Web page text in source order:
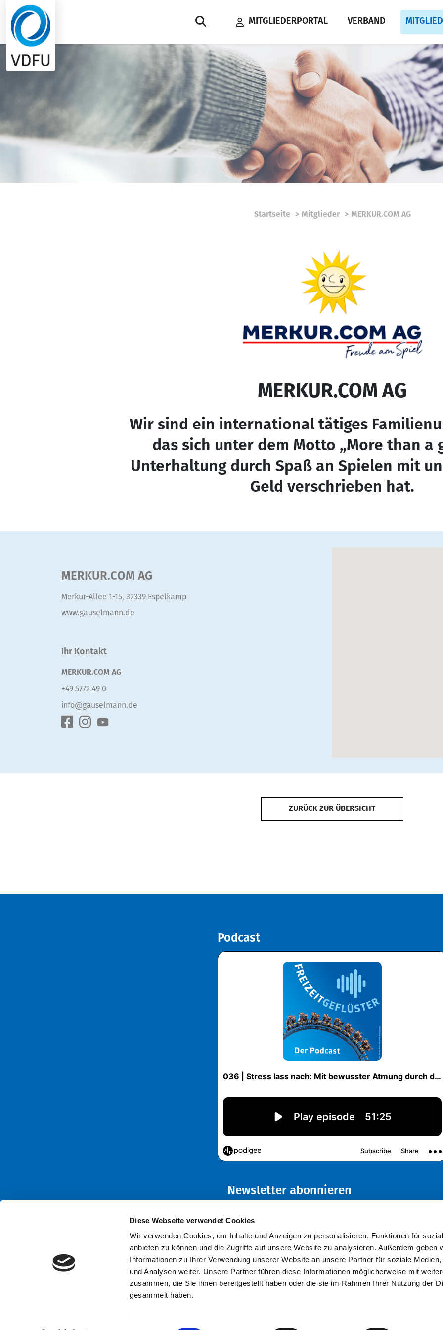
Diese Webseite verwendet Cookies
Wir verwenden Cookies, um Inhalte und Anzeigen zu personalisieren, Funktionen für
anbieten zu können und die Zugriffe auf unsere Website zu analysieren. Außerdem geben
Informationen zu Ihrer Verwendung unserer Website an unsere Partner für soziale Medien,
und Analysen weiter. Unsere Partner führen diese Informationen möglicherweise mit
zusammen, die Sie ihnen bereitgestellt haben oder die sie im Rahmen Ihrer Nutzung der
gesammelt haben.
MITGLIEDERPORTAL VERBAND
Startseite Mitglieder MERKUR.COM AG
MERKUR.COM AG
Wir sind ein international tätiges
das sich unter dem Motto „More than a
Unterhaltung durch Spaß an Spielen mit
Geld verschrieben hat.
MERKUR.COM AG
Merkur-Allee 1-15, 32339 Espelkamp
www.gauselmann.de
Ihr Kontakt
MERKUR.COM AG
+49 5772 49 0
info@gauselmann.de
ZURÜCK ZUR ÜBERSICHT
Podcast
Newsletter abonnieren